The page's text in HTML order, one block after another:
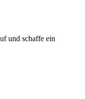
und schaffe ein